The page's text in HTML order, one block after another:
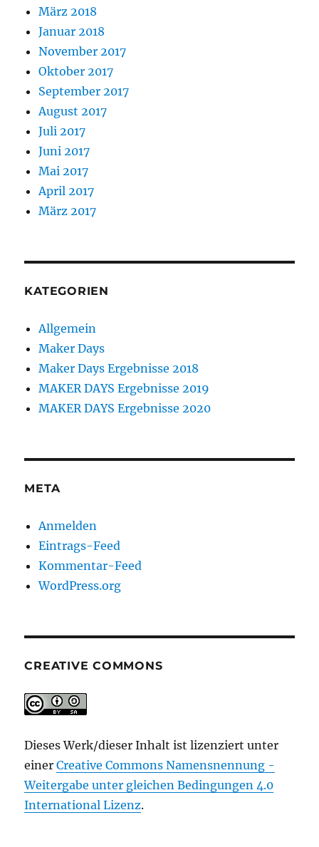
März 2018
Januar 2018
November 2017
Oktober 2017
September 2017
August 2017
Juli 2017
Juni 2017
Mai 2017
April 2017
März 2017
KATEGORIEN
Allgemein
Maker Days
Maker Days Ergebnisse 2018
MAKER DAYS Ergebnisse 2019
MAKER DAYS Ergebnisse 2020
META
Anmelden
Eintrags-Feed
Kommentar-Feed
WordPress.org
CREATIVE COMMONS
Dieses Werk/dieser Inhalt ist lizenziert unter
einerCreative Commons Namensnennung -
Weitergabe unter gleichen Bedingungen 4.0
International Lizenz.